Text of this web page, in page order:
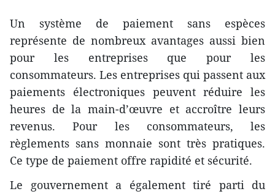
Un système de paiement sans espèces
représente de nombreux avantages aussi bien
pour les entreprises que pour les
consommateurs. Les entreprises qui passent aux
paiements électroniques peuvent réduire les
heures de la main-d’œuvre et accroître leurs
revenus. Pour les consommateurs, les
règlements sans monnaie sont très pratiques.
Ce type de paiement offre rapidité et sécurité.
Le gouvernement a également tiré parti du